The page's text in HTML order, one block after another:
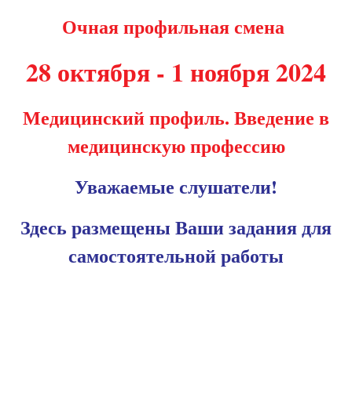
Очная профильная смена
28 октября - 1 ноября 2024
Медицинский профиль. Введение в
медицинскую профессию
Уважаемые слушатели!
Здесь размещены Ваши задания для
самостоятельной работы